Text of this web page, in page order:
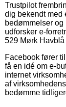
Trustpilot
dig bekendt
bedømmelser
udforsker e-
529 Mørk
Facebook fører
få en idé om e-
internet
af
bedømme